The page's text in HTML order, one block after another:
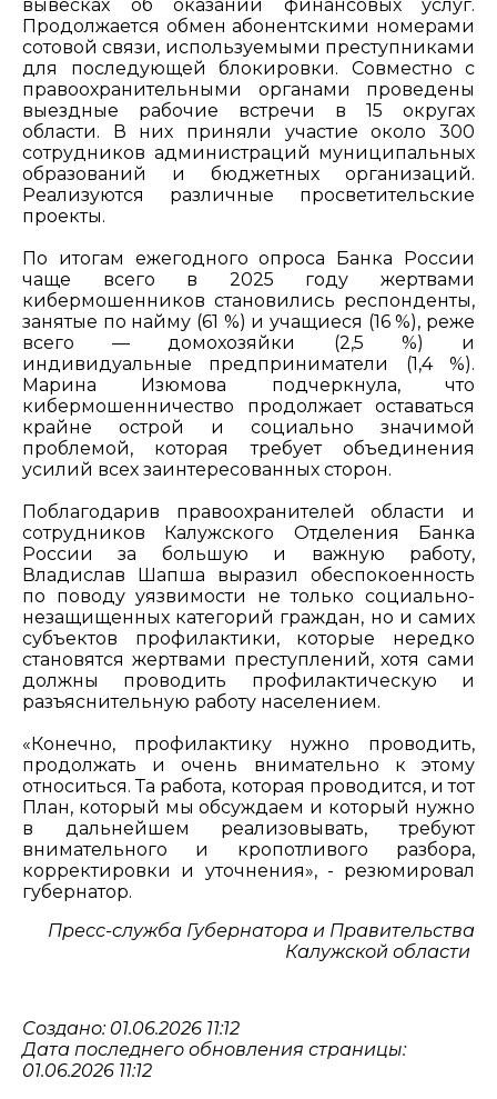
вывесках об оказании финансовых услуг.
Продолжается обмен абонентскими номерами
сотовой связи, используемыми преступниками
для последующей блокировки. Совместно с
правоохранительными органами проведены
выездные рабочие встречи в 15 округах
области. В них приняли участие около 300
сотрудников администраций муниципальных
образований и бюджетных организаций.
Реализуются различные просветительские
проекты.
По итогам ежегодного опроса Банка России
чаще всего в 2025 году жертвами
кибермошенников становились респонденты,
занятые по найму (61 %) и учащиеся (16 %), реже
всего — домохозяйки (2,5 %) и
индивидуальные предприниматели (1,4 %).
Марина Изюмова подчеркнула, что
кибермошенничество продолжает оставаться
крайне острой и социально значимой
проблемой, которая требует объединения
усилий всех заинтересованных сторон.
Поблагодарив правоохранителей области и
сотрудников Калужского Отделения Банка
России за большую и важную работу,
Владислав Шапша выразил обеспокоенность
по поводу уязвимости не только социально-
незащищенных категорий граждан, но и самих
субъектов профилактики, которые нередко
становятся жертвами преступлений, хотя сами
должны проводить профилактическую и
разъяснительную работу населением.
«Конечно, профилактику нужно проводить,
продолжать и очень внимательно к этому
относиться. Та работа, которая проводится, и тот
План, который мы обсуждаем и который нужно
в дальнейшем реализовывать, требуют
внимательного и кропотливого разбора,
корректировки и уточнения», - резюмировал
губернатор.
Пресс-служба Губернатора и Правительства
Калужской области
Создано: 01.06.2026 11:12
Дата последнего обновления страницы:
01.06.2026 11:12